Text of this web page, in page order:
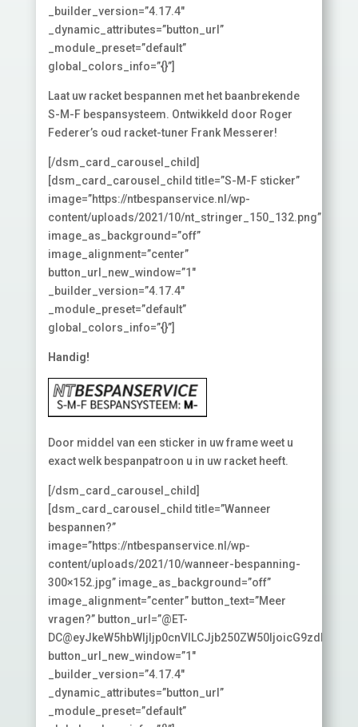
_builder_version=”4.17.4″
_dynamic_attributes=”button_url”
_module_preset=”default”
global_colors_info=”{}”]
Laat uw racket bespannen met het baanbrekende
S-M-F bespansysteem. Ontwikkeld door Roger
Federer’s oud racket-tuner Frank Messerer!
[/dsm_card_carousel_child]
[dsm_card_carousel_child title=”S-M-F sticker”
image=”https://ntbespanservice.nl/wp-
content/uploads/2021/10/nt_stringer_150_132.png”
image_as_background=”off”
image_alignment=”center”
button_url_new_window=”1″
_builder_version=”4.17.4″
_module_preset=”default”
global_colors_info=”{}”]
Handig!
Door middel van een sticker in uw frame weet u
exact welk bespanpatroon u in uw racket heeft.
[/dsm_card_carousel_child]
[dsm_card_carousel_child title=”Wanneer
bespannen?”
image=”https://ntbespanservice.nl/wp-
content/uploads/2021/10/wanneer-bespanning-
300×152.jpg” image_as_background=”off”
image_alignment=”center” button_text=”Meer
vragen?” button_url=”@ET-
button_url_new_window=”1″
_builder_version=”4.17.4″
_dynamic_attributes=”button_url”
_module_preset=”default”